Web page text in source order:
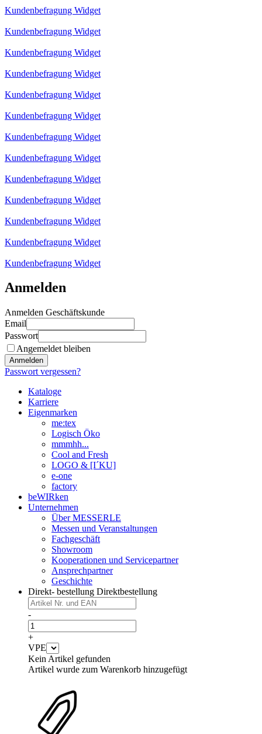
Kundenbefragung Widget
Kundenbefragung Widget
Kundenbefragung Widget
Kundenbefragung Widget
Kundenbefragung Widget
Kundenbefragung Widget
Kundenbefragung Widget
Kundenbefragung Widget
Kundenbefragung Widget
Kundenbefragung Widget
Kundenbefragung Widget
Kundenbefragung Widget
Kundenbefragung Widget
Anmelden
Anmelden Geschäftskunde
Email
Passwort
Angemeldet bleiben
Anmelden
Passwort vergessen?
Kataloge
Karriere
Eigenmarken
me:tex
Logisch Öko
mmmhh...
Cool and Fresh
LOGO & [I´KU]
e-one
factory
beWIRken
Unternehmen
Über MESSERLE
Messen und Veranstaltungen
Fachgeschäft
Showroom
Kooperationen und Servicepartner
Ansprechpartner
Geschichte
Direkt- bestellung Direktbestellung
-
+
VPE
Kein Artikel gefunden
Artikel wurde zum Warenkorb hinzugefügt